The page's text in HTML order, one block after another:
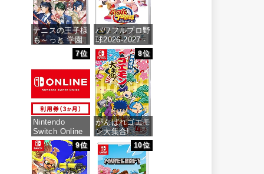
テニスの王子様
も～っと 学園
more…
価格：¥7,159
パワフルプロ野
球2026-2027 -
Switch
価格：¥6,940
7位
Nintendo
Switch Online
利用券(個人プ
ラン3か月)|オ
ンラインコード
版
8位
がんばれゴエモ
ン大集合! -
Switch
価格：¥4,436
9位 10位